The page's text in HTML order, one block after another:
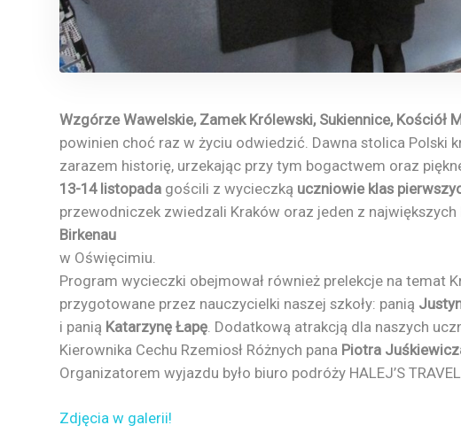
Wzgórze Wawelskie, Zamek Królewski, Sukiennice, Kościół
powinien choć raz w życiu odwiedzić. Dawna stolica Polski
zarazem historię, urzekając przy tym bogactwem oraz
13-14 listopada gościli z wycieczką uczniowie klas
przewodniczek zwiedzali Kraków oraz jeden z
Birkenau
w Oświęcimiu.
Program wycieczki obejmował również prelekcje na temat
przygotowane przez nauczycielki naszej szkoły: panią
i panią Katarzynę Łapę. Dodatkową atrakcją dla naszych
Kierownika Cechu Rzemiosł Różnych pana Piotra
Organizatorem wyjazdu było biuro podróży HALEJ’S
Zdjęcia w galerii!